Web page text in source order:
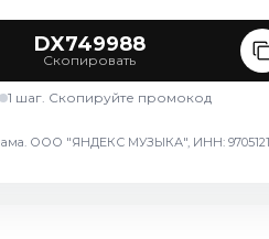
DX749988
Скопировать
1 шаг. Скопируйте промокод
ООО "ЯНДЕКС МУЗЫКА", ИНН: